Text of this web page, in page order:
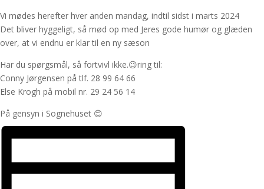
Vi mødes herefter hver anden mandag, indtil sidst i marts 2024
Det bliver hyggeligt, så mød op med Jeres gode humør og glæden
over, at vi endnu er klar til en ny sæson
Har du spørgsmål, så fortvivl ikke.😉ring til:
Conny Jørgensen på tlf. 28 99 64 66
Else Krogh på mobil nr. 29 24 56 14
På gensyn i Sognehuset 😊